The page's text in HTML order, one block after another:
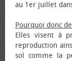
au 1er juillet
Pourquoi donc
Elles visent à
reproduction
sol comme la